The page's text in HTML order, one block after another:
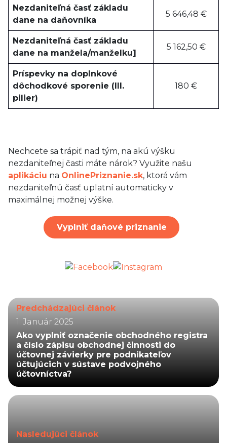
Nezdaniteľná časť základu
dane na daňovníka
5 646,48 €
Nezdaniteľná časť základu
dane na manžela/manželku]
5 162,50 €
Príspevky na doplnkové
dôchodkové sporenie (III.
pilier)
180 €
Nechcete sa trápiť nad tým, na akú výšku
nezdaniteľnej časti máte nárok? Využite našu
aplikáciu na OnlinePriznanie.sk, ktorá vám
nezdaniteľnú časť uplatní automaticky v
maximálnej možnej výške.
Vyplniť daňové priznanie
Predchádzajúci článok
1. Január 2025
Ako vyplniť označenie obchodného registra
a číslo zápisu obchodnej činnosti do
účtovnej závierky pre podnikateľov
účtujúcich v sústave podvojného
účtovníctva?
Nasledujúci článok